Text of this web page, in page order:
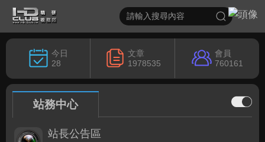
今日
28
文章
1978535
會員
760161
站務中心
站長公告區